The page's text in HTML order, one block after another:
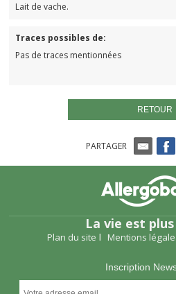
Lait de vache.
Traces possibles de:
Pas de traces mentionnées
RETOUR
PARTAGER
La vie est
Plan du site Mentions
Inscription